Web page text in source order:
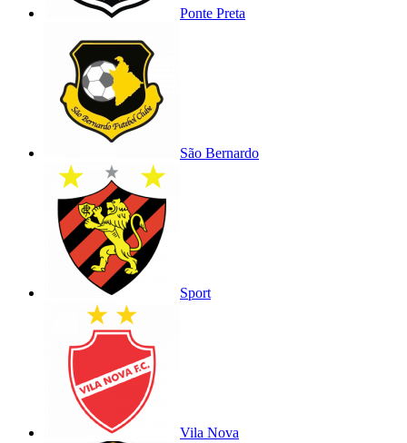
Ponte Preta
São Bernardo
Sport
Vila Nova